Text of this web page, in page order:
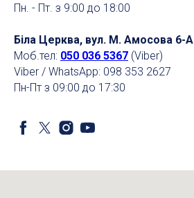
Пн. - Пт. з 9:00 до 18:00
Біла Церква, вул. М. Амосова 6-А
Моб.тел: 050 036 5367 (Viber)
Viber / WhatsApp: 098 353 2627
Пн-Пт з 09:00 до 17:30